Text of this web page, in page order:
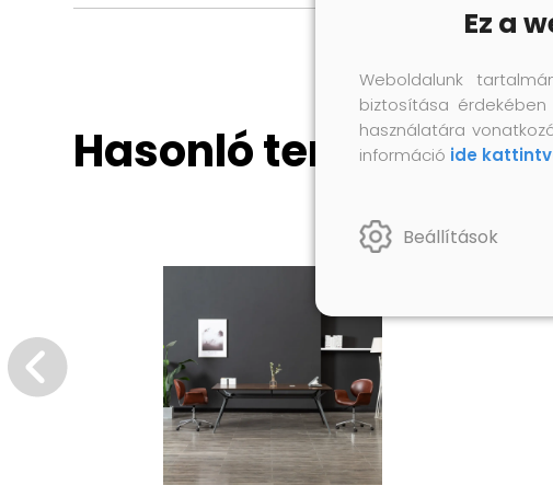
Hasonló termékek
Ez a
Weboldalunk
biztosítása
használatára
információ ide
Beállítások